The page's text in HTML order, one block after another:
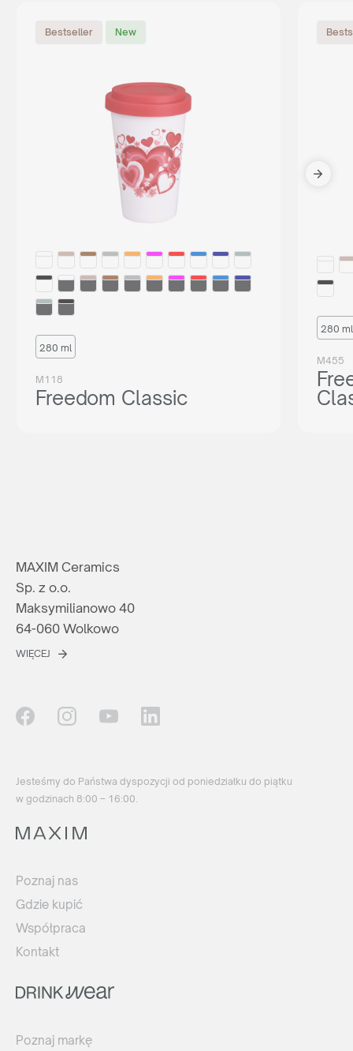
Bestseller New
280 ml
M118
Freedom Classic
280 ml
M455
MAXIM Ceramics
Sp. z o.o.
Maksymilianowo 40
64-060 Wolkowo
WIĘCEJ
Jesteśmy do Państwa dyspozycji od poniedziałku do piątku
w godzinach 8:00 – 16:00.
Poznaj nas
Gdzie kupić
Współpraca
Kontakt
Poznaj markę